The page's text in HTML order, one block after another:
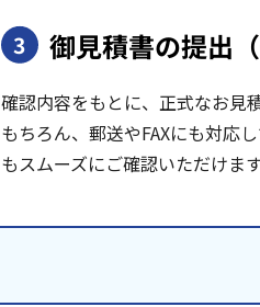
3 御見積書の提出
確認内容をもとに、正式なお見
もちろん、郵送やFAXにも対応
もスムーズにご確認いただけます